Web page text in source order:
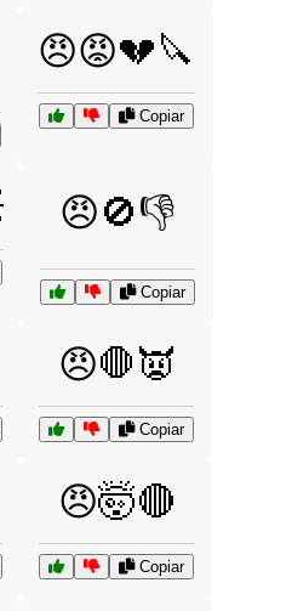
😠😡💔🔪
Copiar
😠🚫👎
Copiar
😠🛑👿
Copiar
😠🤯🔴
Copiar